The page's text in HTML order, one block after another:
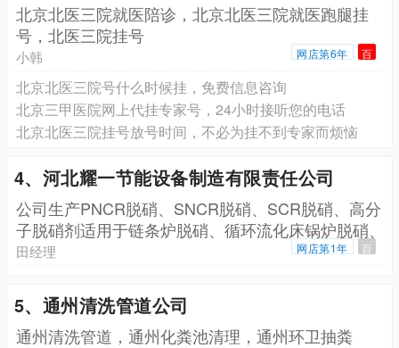
北京北医三院就医陪诊，北京北医三院就医跑腿挂
号，北医三院挂号
小韩 网店第6年 百
北京北医三院号什么时候挂，免费信息咨询
北京三甲医院网上代挂专家号，24小时接听您的电话
北京北医三院挂号放号时间，不必为挂不到专家而烦恼
4、河北耀一节能设备制造有限责任公司
公司生产PNCR脱硝、SNCR脱硝、SCR脱硝、高分
子脱硝剂适用于链条炉脱硝、循环流化床锅炉脱硝、
生
田经理 网店第1年 百
5、通州清洗管道公司
通州清洗管道，通州化粪池清理，通州环卫抽粪